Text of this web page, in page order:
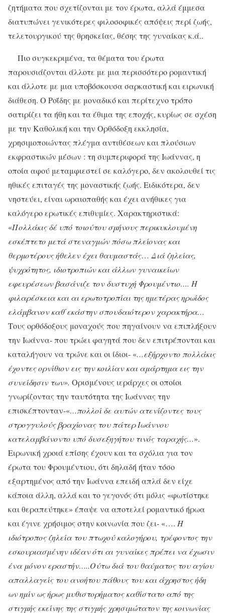
ζητήματα που σχετίζονται με τον έρωτα, αλλά έμμεσα
διατυπώνει γενικότερες φιλοσοφικές απόψεις περί ζωής,
τελετουργικού της θρησκείας, θέσης της γυναίκας κ.ά..
Πιο συγκεκριμένα, τα θέματα του έρωτα
παρουσιάζονται άλλοτε με μια περισσότερο ρομαντική
και άλλοτε με μια υποβόσκουσα σαρκαστική και ειρωνική
διάθεση. Ο Ροΐδης με μοναδικό και περίτεχνο τρόπο
σατιρίζει τα ήθη και τα έθιμα της εποχής, κυρίως σε σχέση
με την Καθολική και την Ορθόδοξη εκκλησία,
χρησιμοποιώντας πλέγμα αντιθέσεων και πλούσιων
εκφραστικών μέσων : τη συμπεριφορά της Ιωάννας, η
οποία αφού μεταμφιεστεί σε καλόγερο, δεν ακολουθεί τις
ηθικές επιταγές της μοναστικής ζωής. Ειδικότερα, δεν
νηστεύει, είναι ωραιοπαθής και έχει ανήθικες για
καλόγερο ερωτικές επιθυμίες. Χαρακτηριστικά:
«Πολλάκις δέ υπό τοιούτου σμήνους περικυκλουμένη
εσκέπτετο μετά στεναγμών πόσω πλείονας και
θερμοτέρους ήθελεν έχει θαυμαστάς… Διά ζηλείας,
ψυχρότητος, ιδιοτροπιών και άλλων γυναικείων
εφευρέσεων βασάνιζε τον δυστυχή Φρουμέντιο…. Η
φιλαρέσκεια και αι ερωτοτροπίαι της ημετέρας ηρωίδος
ελάμβανον καθ΄εκάστην σπουδαιότερον χαρακτήρα…
Τους ορθόδοξους μοναχούς που πηγαίνουν να επιπλήξουν
την Ιωάννα- που τρώει φαγητά που δεν επιτρέπονται και
καταλήγουν να τρώνε και οι ίδιοι- «…εξήρχοντο πολλάκις
έχοντες ορνίθιον εις την κοιλίαν και αμάρτημα εις την
συνείδησιν των». Ορισμένους ιεράρχες οι οποίοι
γνωρίζοντας την ταυτότητα της Ιωάννας την
επισκέπτονταν-«…πολλοί δε αυτών ατενίζοντες τους
στρογγυλούς βραχίονας του πάτερ Ιωάννου
κατελαμβάνοντο υπό δυσεξηγήτου τινός ταραχής…».
Ειρωνική χροιά επίσης έχουν και τα σχόλια για τον
έρωτα του Φρουμέντιου, ότι δηλαδή ήταν τόσο
εξαρτημένος από την Ιωάννα επειδή απλά δεν είχε
κάποια άλλη, αλλά και το γεγονός ότι μόλις «φωτίστηκε
και θεραπεύτηκε» έπαψε να αποτελεί ρομαντικό ήρωα
και έγινε χρήσιμος στην κοινωνία που ζει- «…. Η
ιδιότροπος ζηλεία του πτωχού καλογήρου, τρέφοντος την
εσκουριασμένην ιδέαν ότι αι γυναίκες πρέπει να έχωσιν
ένα μόνον εραστήν…..Ούτω διά του θαύματος του αγίου
απαλλαγείς του ανοήτου πάθους του και άχρηστος ήδη
ων ημίν ως ήρως μυθιστορήματος καθίστατο από της
στιγμής εκείνης της στιγμής χρησιμώτατον της κοινωνίας